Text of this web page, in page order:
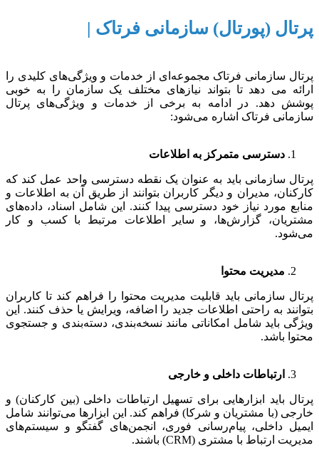
پرتال (پورتال) سازمانی فرتاک |
پرتال سازمانی فرتاک مجموعه‌ای از خدمات و ویژگی‌های کلیدی را
ارائه می دهد تا بتواند نیازهای مختلف یک سازمان را به خوبی
پوشش دهد. در ادامه به برخی از خدمات و ویژگی‌های پرتال
سازمانی فرتاک اشاره می‌شود:
دسترسی متمرکز به اطلاعات
پرتال سازمانی باید به عنوان یک نقطه دسترسی واحد عمل کند که
کارکنان، مدیران و دیگر کاربران بتوانند از طریق آن به اطلاعات و
منابع مورد نیاز خود دسترسی پیدا کنند. این شامل اسناد، داده‌های
مشتریان، گزارش‌ها، و سایر اطلاعات مرتبط با کسب و کار
می‌شود.
مدیریت محتوا
پرتال سازمانی باید قابلیت مدیریت محتوا را فراهم کند تا کاربران
بتوانند به راحتی اطلاعات جدید را اضافه، ویرایش یا حذف کنند. این
ویژگی باید شامل امکاناتی مانند نسخه‌بندی، دسته‌بندی و جستجوی
محتوا باشد.
ارتباطات داخلی و خارجی
پرتال باید ابزارهایی برای تسهیل ارتباطات داخلی (بین کارکنان) و
خارجی (با مشتریان و شرکا) فراهم کند. این ابزارها می‌توانند شامل
ایمیل داخلی، پیام‌رسانی فوری، انجمن‌های گفتگو و سیستم‌های
مدیریت ارتباط با مشتری (CRM) باشند.